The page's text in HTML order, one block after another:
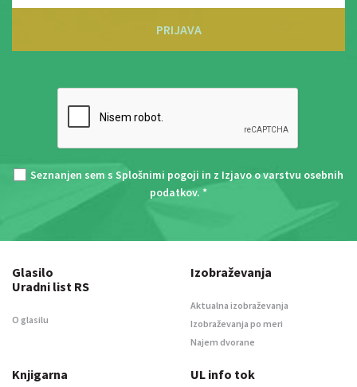
PRIJAVA
Seznanjen sem s Splošnimi pogoji in z Izjavo o varstvu osebnih
podatkov. *
Glasilo
Uradni list RS
O glasilu
Izobraževanja
Aktualna izobraževanja
Izobraževanja po meri
Najem dvorane
Knjigarna UL info tok